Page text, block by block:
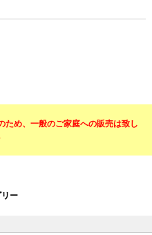
ため、一般のご家庭への販売は致し
リー